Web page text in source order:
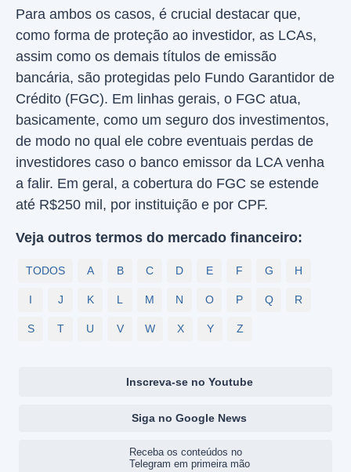
Para ambos os casos, é crucial destacar que,
como forma de proteção ao investidor, as LCAs,
assim como os demais títulos de emissão
bancária, são protegidas pelo Fundo Garantidor de
Crédito (FGC). Em linhas gerais, o FGC atua,
basicamente, como um seguro dos investimentos,
de modo no qual ele cobre eventuais perdas de
investidores caso o banco emissor da LCA venha
a falir. Em geral, a cobertura do FGC se estende
até R$250 mil, por instituição e por CPF.
Veja outros termos do mercado financeiro:
TODOS A B C D E F G H
I J K L M N O P Q R
S T U V W X Y Z
Inscreva-se no Youtube
Siga no Google News
Receba os conteúdos no
Telegram em primeira mão